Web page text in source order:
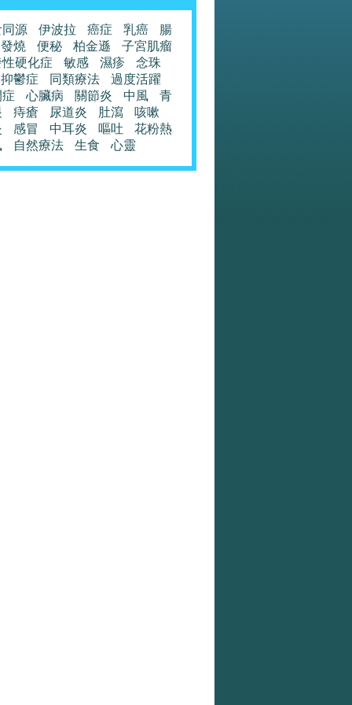
源 伊波拉 癌症 乳癌
腸
發燒
便秘 柏金遜
子宮肌瘤
硬化症
敏感 濕疹
念珠
抑鬱症
同類療法
過度活躍
心臟病 關節炎 中風
青
痔瘡 尿道炎 肚瀉
咳嗽
感冒 中耳炎 嘔吐
花粉熱
自然療法 生食 心靈